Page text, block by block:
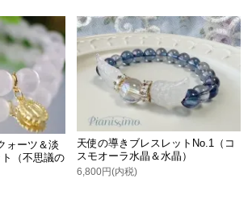
ォーツ＆淡
（不思議の
天使の導きブレスレットNo.1（コ
スモオーラ水晶＆水晶）
6,800円(内税)